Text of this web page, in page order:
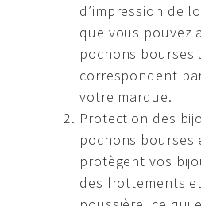
d’impression de
que vous pouvez
pochons bourses
correspondent
votre marque.
Protection des
pochons bourses
protègent vos
des frottements